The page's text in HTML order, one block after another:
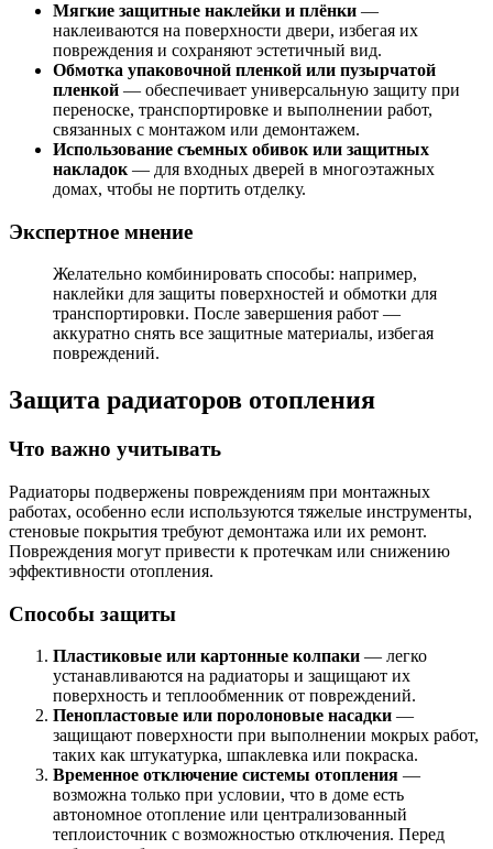
Мягкие защитные наклейки и плёнки —
наклеиваются на поверхности двери, избегая их
повреждения и сохраняют эстетичный вид.
Обмотка упаковочной пленкой или пузырчатой
пленкой — обеспечивает универсальную защиту при
переноске, транспортировке и выполнении работ,
связанных с монтажом или демонтажем.
Использование съемных обивок или защитных
накладок — для входных дверей в многоэтажных
домах, чтобы не портить отделку.
Экспертное мнение
Желательно комбинировать способы: например,
наклейки для защиты поверхностей и обмотки для
транспортировки. После завершения работ —
аккуратно снять все защитные материалы, избегая
повреждений.
Защита радиаторов отопления
Что важно учитывать
Радиаторы подвержены повреждениям при монтажных
работах, особенно если используются тяжелые инструменты,
стеновые покрытия требуют демонтажа или их ремонт.
Повреждения могут привести к протечкам или снижению
эффективности отопления.
Способы защиты
Пластиковые или картонные колпаки — легко
устанавливаются на радиаторы и защищают их
поверхность и теплообменник от повреждений.
Пенопластовые или поролоновые насадки —
защищают поверхности при выполнении мокрых работ,
таких как штукатурка, шпаклевка или покраска.
Временное отключение системы отопления —
возможна только при условии, что в доме есть
автономное отопление или централизованный
теплоисточник с возможностью отключения. Перед